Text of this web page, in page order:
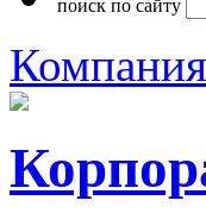
поиск по сайту